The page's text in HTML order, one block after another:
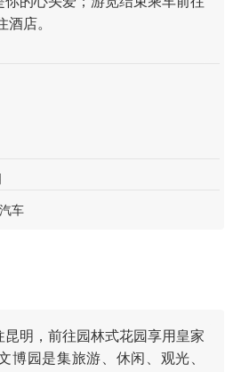
店。
汽车
明，前往园林式花园享用皇家
博园是集旅游、休闲、观光、